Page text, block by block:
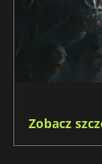
Zobacz